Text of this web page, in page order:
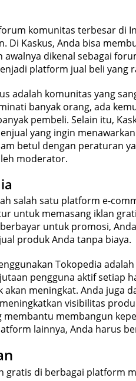
komunitas terbesar di
Di Kaskus, Anda bisa
awalnya dikenal sebagai
platform jual beli yang
adalah komunitas yang
banyak orang, ada
pembeli. Selain itu,
yang ingin
betul dengan peraturan
moderator.
salah satu platform e-
untuk memasang iklan
untuk promosi,
produk Anda tanpa biaya.
Tokopedia
pengguna aktif setiap
akan meningkat. Anda juga
visibilitas
membantu membangun
lainnya, Anda harus
gratis di berbagai platform